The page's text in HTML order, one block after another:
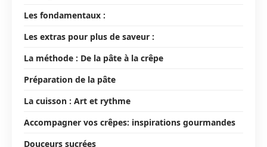
Les fondamentaux :
Les extras pour plus de saveur :
La méthode : De la pâte à la crêpe
Préparation de la pâte
La cuisson : Art et rythme
Accompagner vos crêpes: inspirations gourmandes
Douceurs sucrées